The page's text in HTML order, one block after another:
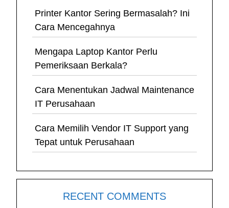
Printer Kantor Sering Bermasalah? Ini
Cara Mencegahnya
Mengapa Laptop Kantor Perlu
Pemeriksaan Berkala?
Cara Menentukan Jadwal Maintenance
IT Perusahaan
Cara Memilih Vendor IT Support yang
Tepat untuk Perusahaan
RECENT COMMENTS